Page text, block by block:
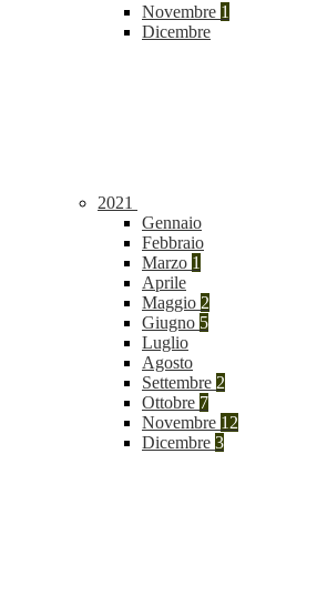
Novembre 1
Dicembre
2021
Gennaio
Febbraio
Marzo 1
Aprile
Maggio 2
Giugno 5
Luglio
Agosto
Settembre 2
Ottobre 7
Novembre 12
Dicembre 3